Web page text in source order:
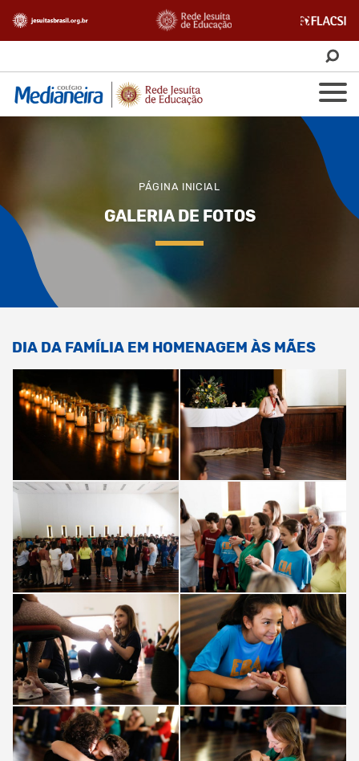
PÁGINA INICIAL
GALERIA DE FOTOS
DIA DA FAMÍLIA EM HOMENAGEM ÀS MÃES